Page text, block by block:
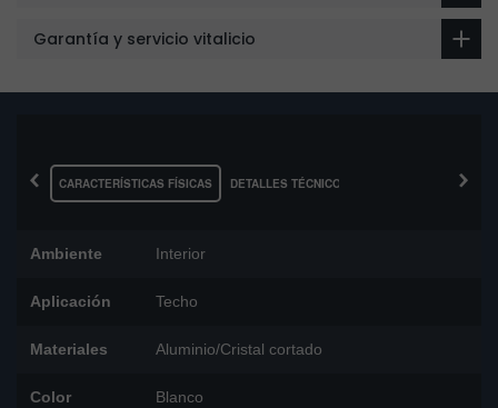
Garantía y servicio vitalicio
‹ CARACTERÍSTICAS FÍSICAS DETALLES TÉCNICOS ›
Ambiente Interior
Aplicación Techo
Materiales Aluminio/Cristal cortado
Color Blanco